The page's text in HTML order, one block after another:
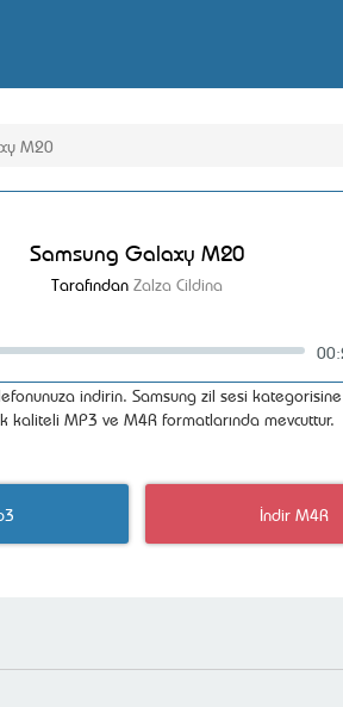
M20
Samsung Galaxy M20
Tarafından Zalza Cildina
indirin. Samsung zil sesi
MP3 ve M4R formatlarında mevcuttur.
İndir M4R